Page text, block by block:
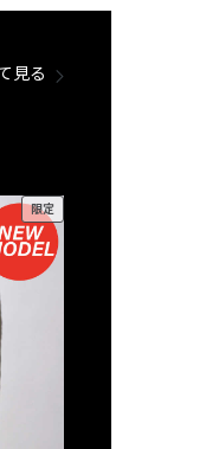
見る
限定